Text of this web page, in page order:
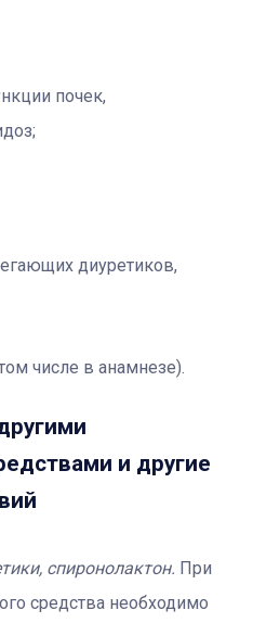
почек,
диуретиков,
числе в анамнезе).
и другие
спиронолактон. При
средства необходимо